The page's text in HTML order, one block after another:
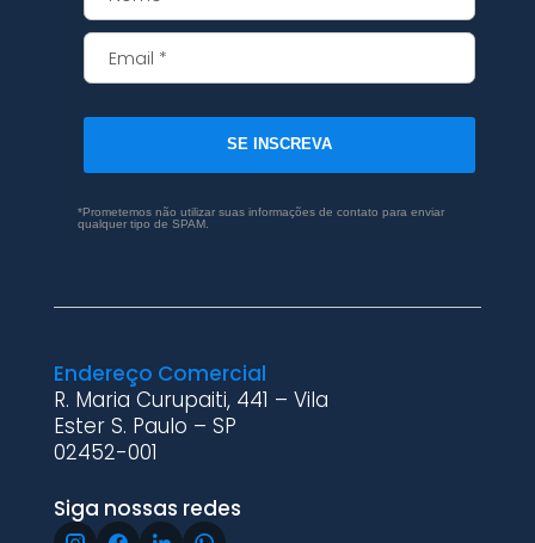
SE INSCREVA
*Prometemos não utilizar suas informações de contato para enviar
qualquer tipo de SPAM.
Endereço Comercial
R. Maria Curupaiti, 441 – Vila
Ester S. Paulo – SP
02452-001
Siga nossas redes